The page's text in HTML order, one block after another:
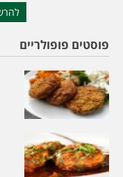
פוסטים פופולריים